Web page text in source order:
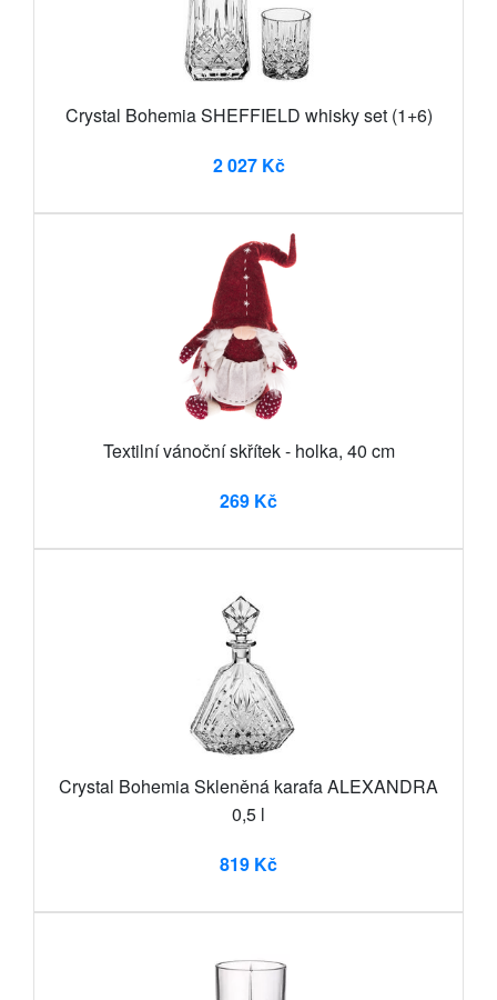
Crystal Bohemia SHEFFIELD whisky set (1+6)
2 027 Kč
Textilní vánoční skřítek - holka, 40 cm
269 Kč
Crystal Bohemia Skleněná karafa ALEXANDRA
0,5 l
819 Kč